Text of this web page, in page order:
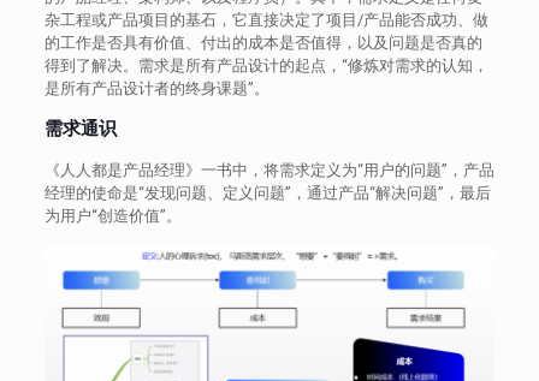
杂工程或产品项目的基石，它直接决定了项目/产品能否成功、做
的工作是否具有价值、付出的成本是否值得，以及问题是否真的
得到了解决。需求是所有产品设计的起点，“修炼对需求的认知，
是所有产品设计者的终身课题”。
需求通识
《人人都是产品经理》一书中，将需求定义为“用户的问题”，产品
经理的使命是“发现问题、定义问题”，通过产品“解决问题”，最后
为用户“创造价值”。